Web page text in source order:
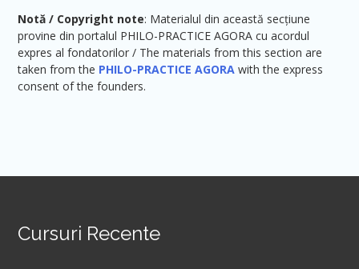
Notă / Copyright note: Materialul din această secțiune
provine din portalul PHILO-PRACTICE AGORA cu acordul
expres al fondatorilor / The materials from this section are
taken from the PHILO-PRACTICE AGORA with the express
consent of the founders.
Cursuri Recente